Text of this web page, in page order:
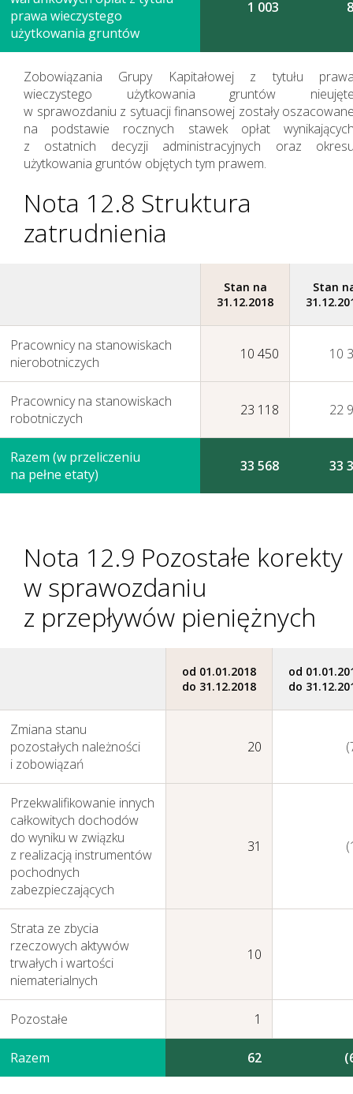
prawa wieczystego
użytkowania gruntów
1 003
Zobowiązania Grupy Kapitałowej z tytułu
wieczystego użytkowania gruntów
w sprawozdaniu z sytuacji finansowej zostały
na podstawie rocznych stawek opłat
z ostatnich decyzji administracyjnych oraz
użytkowania gruntów objętych tym prawem.
Nota 12.8 Struktura
zatrudnienia
Stan na
31.12.2018
Stan
Pracownicy na stanowiskach
nierobotniczych
10 450 10
Pracownicy na stanowiskach
robotniczych
23 118 22
Razem (w przeliczeniu
na pełne etaty)
33 568 33
Nota 12.9 Pozostałe korekty
w sprawozdaniu
z przepływów pieniężnych
od 01.01.2018
do 31.12.2018
od
do
Zmiana stanu
pozostałych należności
i zobowiązań
20
Przekwalifikowanie innych
całkowitych dochodów
do wyniku w związku
z realizacją instrumentów
pochodnych
zabezpieczających
31
Strata ze zbycia
rzeczowych aktywów
trwałych i wartości
niematerialnych
10
Pozostałe 1
Razem 62